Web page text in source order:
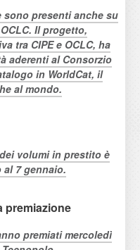
sono presenti anche su
Il progetto,
tra CIPE e OCLC, ha
aderenti al Consorzio
in WorldCat, il
al mondo.
volumi in prestito è
7 gennaio.
premiazione
premiati mercoledì